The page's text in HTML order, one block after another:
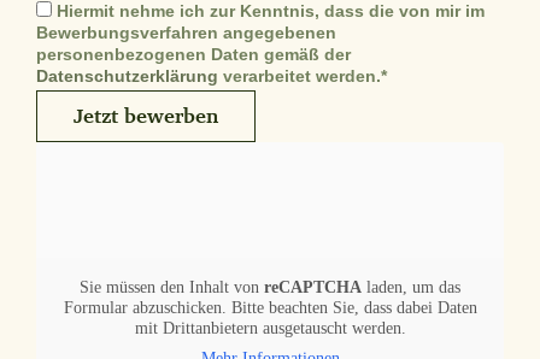
Hiermit nehme ich zur Kenntnis, dass die von mir im
Bewerbungsverfahren angegebenen
personenbezogenen Daten gemäß der
Datenschutzerklärung verarbeitet werden.*
Jetzt bewerben
Sie müssen den Inhalt von reCAPTCHA laden, um das
Formular abzuschicken. Bitte beachten Sie, dass dabei Daten
mit Drittanbietern ausgetauscht werden.